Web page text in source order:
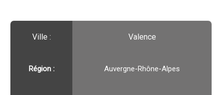
Ville :️ Valence
Région :️ Auvergne-Rhône-Alpes